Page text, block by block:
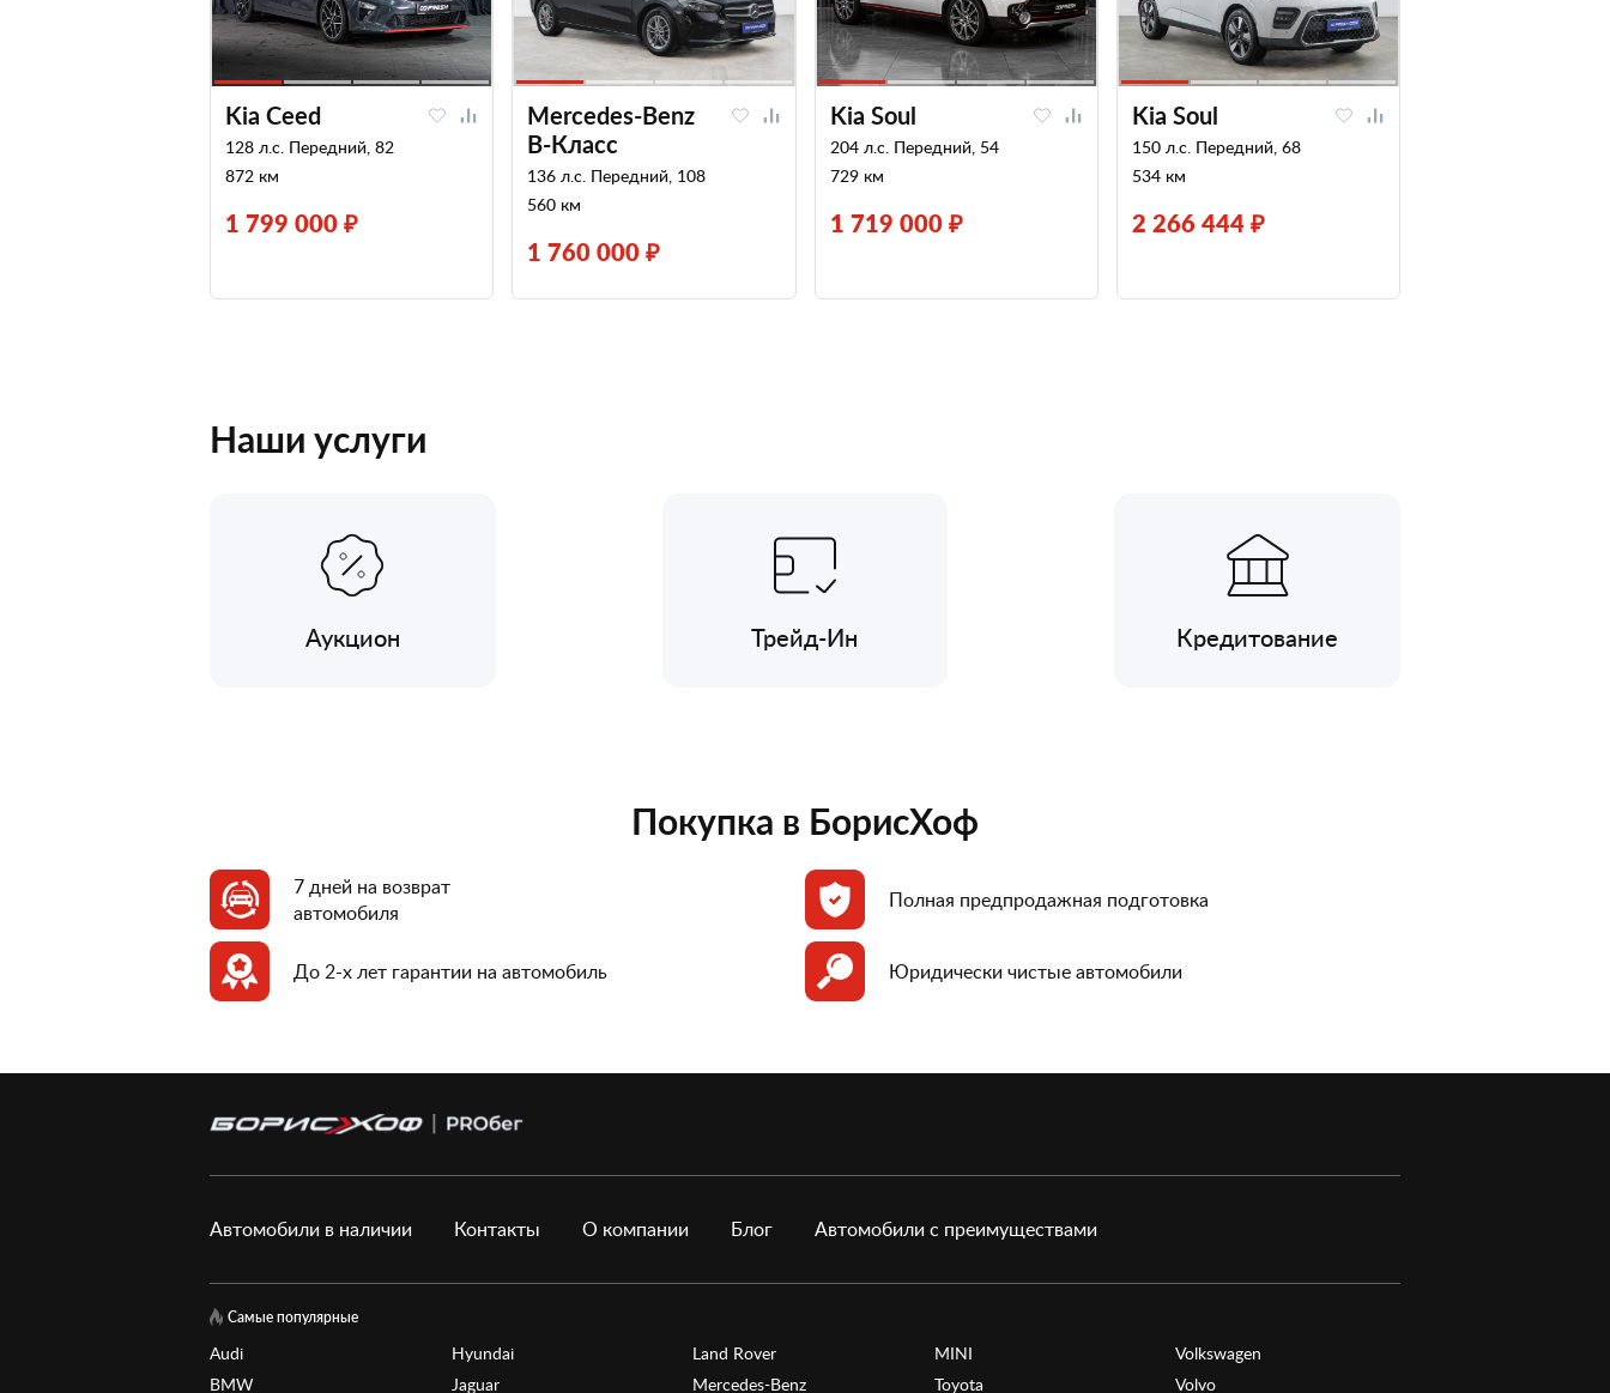
Kia Ceed
128 л.с. Передний, 82
872 км
1 799 000 ₽
Mercedes-Benz
B-Класс
136 л.с. Передний, 108
560 км
1 760 000 ₽
Kia Soul
204 л.с. Передний, 54
729 км
1 719 000 ₽
Kia Soul
150 л.с. Передний, 68
534 км
2 266 444 ₽
Наши услуги
Аукцион Трейд-Ин Кредитование
Покупка в БорисХоф
7 дней на возврат
автомобиля
Полная предпродажная подготовка
До 2-х лет гарантии на автомобиль Юридически чистые автомобили
Автомобили в наличии Контакты О компании Блог Автомобили с преимуществами
Самые популярные
Audi
BMW
Hyundai
Jaguar
Land Rover
Mercedes-Benz
MINI
Toyota
Volkswagen
Volvo